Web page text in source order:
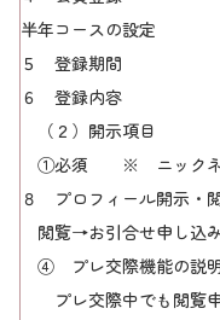
半年コースの設定
５ 登録期間
６ 登録内容
（２）開示項目
①必須 ※ ニックネ
８ プロフィール開示・
閲覧→お引合せ申し込
④ プレ交際機能の説
プレ交際中でも閲覧申